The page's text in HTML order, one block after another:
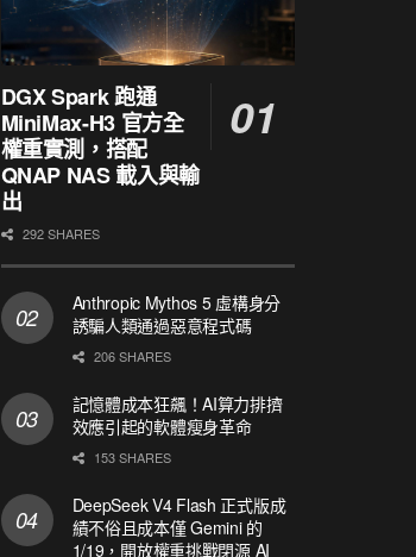
DGX Spark 跑通
MiniMax-H3 官方全
權重實測，搭配
QNAP NAS 載入與輸
出
292 SHARES
Anthropic Mythos 5 虛構身分
誘騙人類通過惡意程式碼
206 SHARES
記憶體成本狂飆！AI算力排擠
效應引起的軟體瘦身革命
153 SHARES
DeepSeek V4 Flash 正式版成
績不俗且成本僅 Gemini 的
1/19，開放權重挑戰閉源 AI